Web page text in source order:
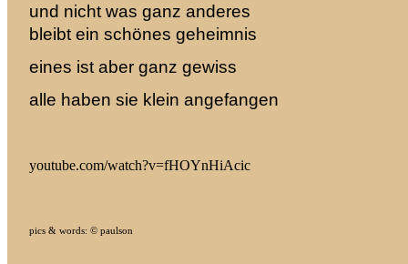
und nicht was ganz anderes
bleibt ein schönes geheimnis
eines ist aber ganz gewiss
alle haben sie klein angefangen
youtube.com/watch?v=fHOYnHiAcic
pics & words: © paulson